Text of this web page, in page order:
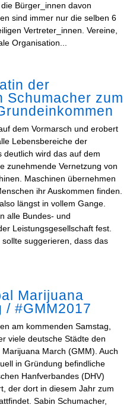
Bürger_innen davon
sind immer nur die selben 6
Vertreter_innen. Vereine,
Organisation...
der
Schumacher zum
dem Vormarsch und erobert
Lebensbereiche der
deutlich wird das auf dem
zunehmende Vernetzung von
Maschinen übernehmen
ihr Auskommen finden.
längst in vollem Gange.
alle Bundes- und
Leistungsgesellschaft fest.
suggerieren, dass das
Marijuana
/ #GMM2017
am kommenden Samstag,
viele deutsche Städte den
March (GMM). Auch
in Gründung befindliche
Hanfverbandes (DHV)
der dort in diesem Jahr zum
Sabin Schumacher,